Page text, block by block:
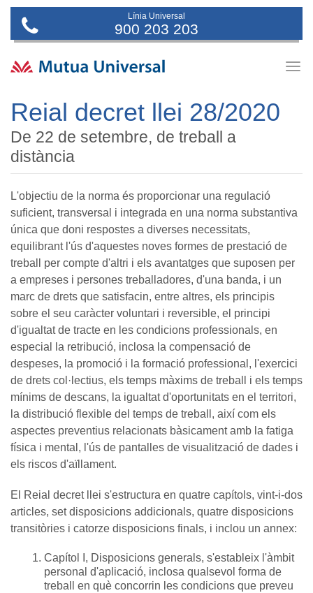
Línia Universal
900 203 203
Reial decret llei 28/2020
De 22 de setembre, de treball a
distància
L'objectiu de la norma és proporcionar una regulació
suficient, transversal i integrada en una norma substantiva
única que doni respostes a diverses necessitats,
equilibrant l'ús d'aquestes noves formes de prestació de
treball per compte d'altri i els avantatges que suposen per
a empreses i persones treballadores, d'una banda, i un
marc de drets que satisfacin, entre altres, els principis
sobre el seu caràcter voluntari i reversible, el principi
d'igualtat de tracte en les condicions professionals, en
especial la retribució, inclosa la compensació de
despeses, la promoció i la formació professional, l'exercici
de drets col·lectius, els temps màxims de treball i els temps
mínims de descans, la igualtat d'oportunitats en el territori,
la distribució flexible del temps de treball, així com els
aspectes preventius relacionats bàsicament amb la fatiga
física i mental, l'ús de pantalles de visualització de dades i
els riscos d'aïllament.
El Reial decret llei s'estructura en quatre capítols, vint-i-dos
articles, set disposicions addicionals, quatre disposicions
transitòries i catorze disposicions finals, i inclou un annex:
Capítol I, Disposicions generals, s'estableix l'àmbit
personal d'aplicació, inclosa qualsevol forma de
treball en què concorrin les condicions que preveu